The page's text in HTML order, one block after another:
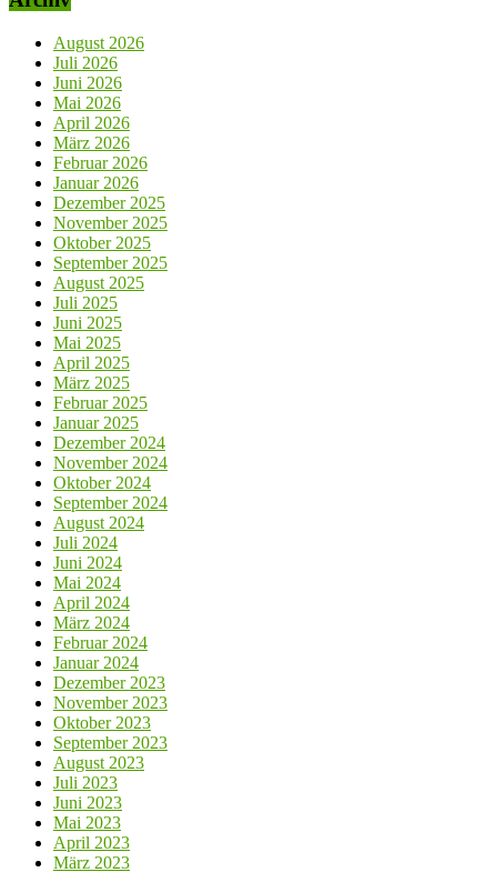
August 2026
Juli 2026
Juni 2026
Mai 2026
April 2026
März 2026
Februar 2026
Januar 2026
Dezember 2025
November 2025
Oktober 2025
September 2025
August 2025
Juli 2025
Juni 2025
Mai 2025
April 2025
März 2025
Februar 2025
Januar 2025
Dezember 2024
November 2024
Oktober 2024
September 2024
August 2024
Juli 2024
Juni 2024
Mai 2024
April 2024
März 2024
Februar 2024
Januar 2024
Dezember 2023
November 2023
Oktober 2023
September 2023
August 2023
Juli 2023
Juni 2023
Mai 2023
April 2023
März 2023